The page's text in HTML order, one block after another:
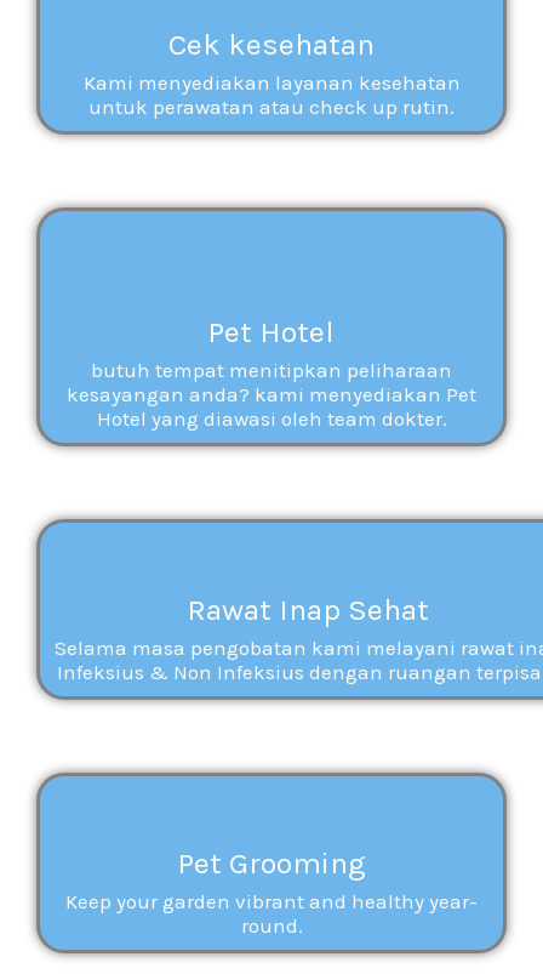
Cek kesehatan
Kami menyediakan layanan kesehatan
untuk perawatan atau check up rutin.
Pet Hotel
butuh tempat menitipkan peliharaan
kesayangan anda? kami menyediakan Pet
Hotel yang diawasi oleh team dokter.
Rawat Inap Sehat
Selama masa pengobatan kami melayani rawat
Infeksius & Non Infeksius dengan ruangan
Pet Grooming
Keep your garden vibrant and healthy year-
round.